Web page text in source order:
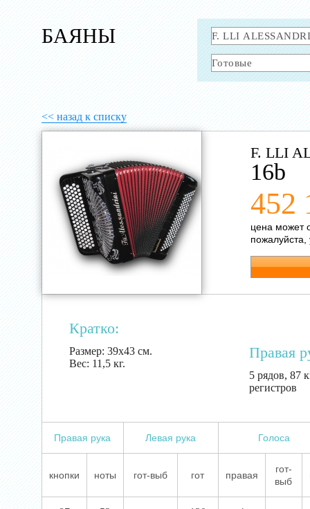
БАЯНЫ
<< назад к списку
F. LLI
16b
452
цена может
пожалуйста,
Кратко:
Размер: 39х43 см.
Вес: 11,5 кг.
Правая
5 рядов, 87
регистров
Правая рука Левая рука Голоса
кнопки ноты гот-выб гот правая
гот-
выб